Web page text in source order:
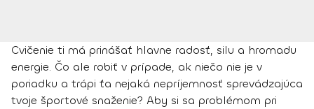
Cvičenie ti má prinášať hlavne radosť, silu a hromadu
energie. Čo ale robiť v prípade, ak niečo nie je v
poriadku a trápi ťa nejaká nepríjemnosť sprevádzajúca
tvoje športové snaženie? Aby si sa problémom pri